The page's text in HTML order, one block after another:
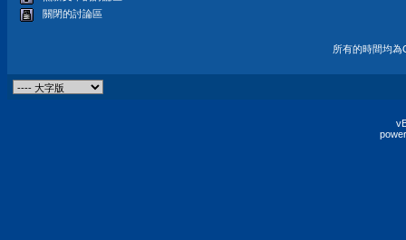
關閉的討論區
所有的時間均為